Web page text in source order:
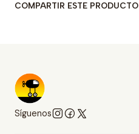
COMPARTIR ESTE PRODUCTO
Síguenos